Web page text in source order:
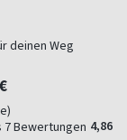
deinen Weg
4,86